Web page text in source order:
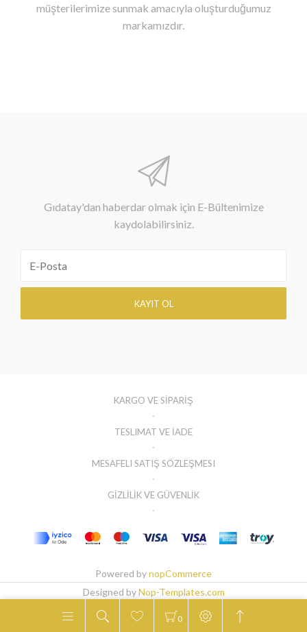
0
müşterilerimize sunmak amacıyla oluşturduğumuz
markamızdır.
Gıdatay'dan haberdar olmak için E-Bültenimize
kaydolabilirsiniz.
KARGO VE SİPARİŞ
TESLIMAT VE İADE
MESAFELI SATIŞ SÖZLEŞMESI
GİZLİLİK VE GÜVENLİK
Powered bynopCommerce
Designed byNop-Templates.com
Copyright © 2026 GIDATAY. Tüm hakları saklıdır.